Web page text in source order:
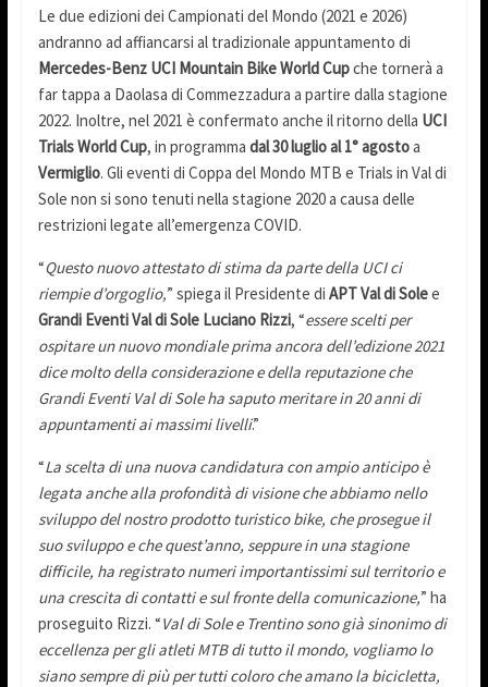
Le due edizioni dei Campionati del Mondo (2021 e 2026)
andranno ad affiancarsi al tradizionale appuntamento di
Mercedes-Benz UCI Mountain Bike World Cupche tornerà a
far tappa a Daolasa di Commezzadura a partire dalla stagione
2022. Inoltre, nel 2021 è confermato anche il ritorno della UCI
Trials World Cup, in programma dal 30 luglio al 1° agostoa
Vermiglio. Gli eventi di Coppa del Mondo MTB e Trials in Val di
Sole non si sono tenuti nella stagione 2020 a causa delle
restrizioni legate all’emergenza COVID.
“Questo nuovo attestato di stima da parte della UCI ci
riempie d’orgoglio,” spiega il Presidente di APT Val di Solee
Grandi Eventi Val di Sole Luciano Rizzi, “essere scelti per
ospitare un nuovo mondiale prima ancora dell’edizione 2021
dice molto della considerazione e della reputazione che
Grandi Eventi Val di Sole ha saputo meritare in 20 anni di
appuntamenti ai massimi livelli.”
“La scelta di una nuova candidatura con ampio anticipo è
legata anche alla profondità di visione che abbiamo nello
sviluppo del nostro prodotto turistico bike, che prosegue il
suo sviluppo e che quest’anno, seppure in una stagione
difficile, ha registrato numeri importantissimi sul territorio e
una crescita di contatti e sul fronte della comunicazione,” ha
proseguito Rizzi. “Val di Sole e Trentino sono già sinonimo di
eccellenza per gli atleti MTB di tutto il mondo, vogliamo lo
siano sempre di più per tutti coloro che amano la bicicletta,